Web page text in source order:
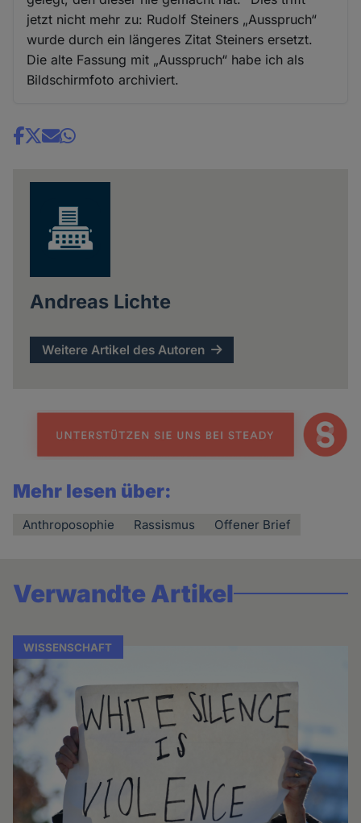
jetzt nicht mehr zu: Rudolf Steiners „Ausspruch“
wurde durch ein längeres Zitat Steiners ersetzt.
Die alte Fassung mit „Ausspruch“ habe ich als
Bildschirmfoto archiviert.
Share
Andreas Lichte
Weitere Artikel des Autoren
Mehr lesen über:
Anthroposophie Rassismus Offener Brief
Verwandte Artikel
WISSENSCHAFT